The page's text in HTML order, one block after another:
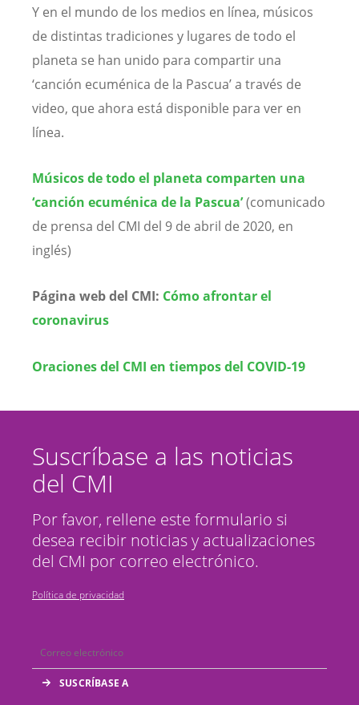
Y en el mundo de los medios en línea, músicos
de distintas tradiciones y lugares de todo el
planeta se han unido para compartir una
‘canción ecuménica de la Pascua’ a través de
video, que ahora está disponible para ver en
línea.
Músicos de todo el planeta comparten una
‘canción ecuménica de la Pascua’(comunicado
de prensa del CMI del 9 de abril de 2020, en
inglés)
Página web del CMI: Cómo afrontar el
coronavirus
Oraciones del CMI en tiempos del COVID-19
Suscríbase a las noticias
del CMI
Por favor, rellene este formulario si
desea recibir noticias y actualizaciones
del CMI por correo electrónico.
Política de privacidad